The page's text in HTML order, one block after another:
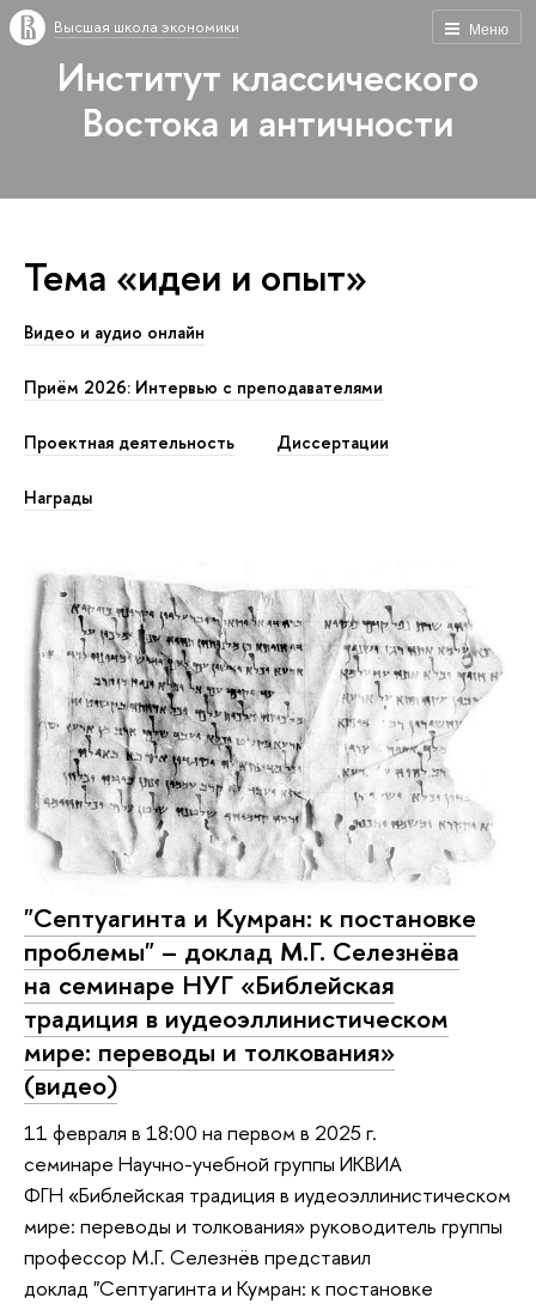
Меню
Высшая школа экономики
Институт классического
Востока и античности
Тема «идеи и опыт»
Видео и аудио онлайн
Приём 2026: Интервью с преподавателями
Проектная деятельность Диссертации
Награды
"Септуагинта и Кумран: к постановке
проблемы" – доклад М.Г. Селезнёва
на семинаре НУГ «Библейская
традиция в иудеоэллинистическом
мире: переводы и толкования»
(видео)
11 февраля в 18:00 на первом в 2025 г.
семинаре Научно-учебной группы ИКВИА
ФГН «Библейская традиция в иудеоэллинистическом
мире: переводы и толкования» руководитель группы
профессор М.Г. Селезнёв представил
доклад "Септуагинта и Кумран: к постановке